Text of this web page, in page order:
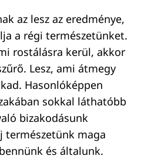
az lesz az eredménye,
a régi természetünket.
rostálásra kerül, akkor
Lesz, ami átmegy
Hasonlóképpen
sokkal láthatóbb
bizakodásunk
természetünk maga
és általunk.